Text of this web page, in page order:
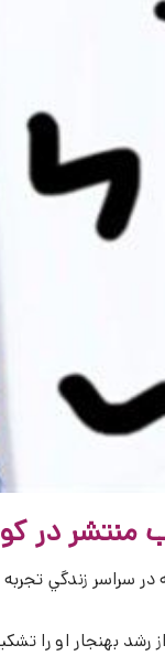
منتشر در
سراسر زندگي تجربه
رشد بهنجار او را